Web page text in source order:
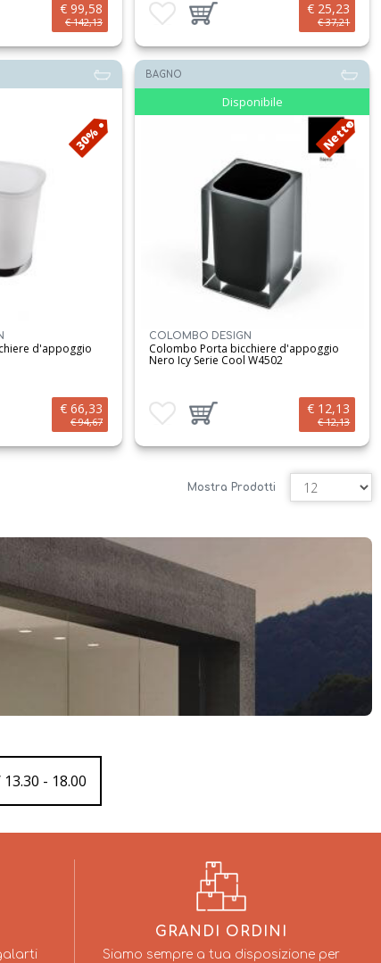
al carrello € 99,58
€ 142,13
Aggiungi ai preferitiAggiungi prodotto al carrello € 25,23
€ 37,21
30%
d'appoggio
al carrello € 66,33
€ 94,67
BAGNO
Disponibile
Netto
COLOMBO DESIGN
Colombo Porta bicchiere d'appoggio
Nero Icy Serie Cool W4502
Aggiungi ai preferitiAggiungi prodotto al carrello € 12,13
€ 12,13
Mostra Prodotti
- 18.00
GRANDI ORDINI
Siamo sempre a tua disposizione per